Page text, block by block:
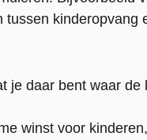
kinderopvang
je daar bent waar
winst voor